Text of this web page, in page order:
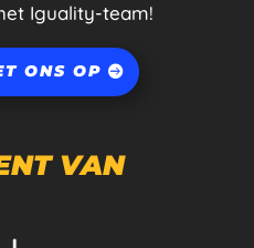
Iguality-team!
ONS OP
VAN